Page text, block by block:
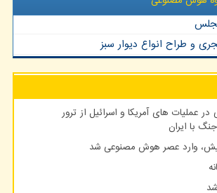
و طراح انواع دیوار سبز
عملیات های آمریکا و اسرائیل از ترور
با ایران